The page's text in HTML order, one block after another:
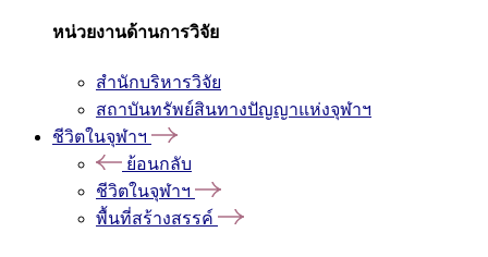
หน่วยงานด้านการวิจัย
สำนักบริหารวิจัย
สถาบันทรัพย์สินทางปัญญาแห่งจุฬาฯ
ชีวิตในจุฬาฯ
ย้อนกลับ
ชีวิตในจุฬาฯ
พื้นที่สร้างสรรค์